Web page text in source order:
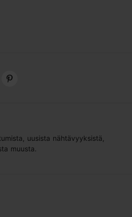
uusista nähtävyyksistä,
muusta.